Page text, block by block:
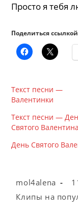
Просто я тебя
Поделиться
Текст песни —
Валентинки
Текст песни —
Святого Валентина
День Святого
Автор
mol4alena
Рубрика
Клипы на